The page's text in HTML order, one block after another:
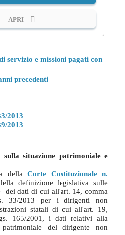
APRI
servizio e missioni pagati con
precedenti
2013
2013
situazione patrimoniale e
dellaCorte Costituzionale n.
definizione legislativa sulle
dei dati di cui all'art. 14, comma
33/2013 per i dirigenti non
statali di cui all'art. 19,
165/2001, i dati relativi alla
del dirigente non